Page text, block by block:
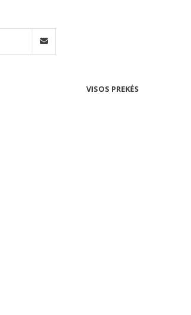
VISOS PREKĖS